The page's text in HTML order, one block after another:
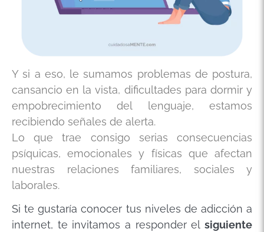
Y si a eso, le sumamos problemas de postura,
cansancio en la vista, dificultades para dormir y
empobrecimiento del lenguaje, estamos
recibiendo señales de alerta.
Lo que trae consigo serias consecuencias
psíquicas, emocionales y físicas que afectan
nuestras relaciones familiares, sociales y
laborales.
Si te gustaría conocer tus niveles de adicción a
internet, te invitamos a responder el siguiente